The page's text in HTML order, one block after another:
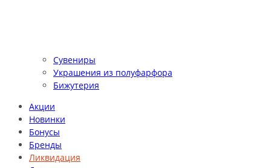
Сувениры
Украшения из полуфарфора
Бижутерия
Акции
Новинки
Бонусы
Бренды
Ликвидация